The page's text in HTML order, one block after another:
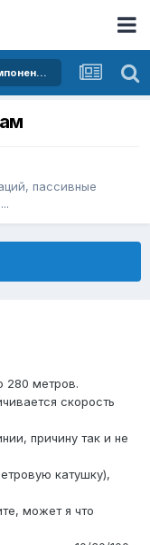
Монтаж телекоммуникаций, пассивные компоненты, Инструменты, оборудование...
пассивные
280 метров.
скорость
причину так и не
катушку),
может я что